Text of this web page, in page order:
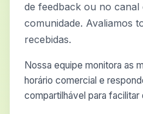
de feedback ou no canal
comunidade. Avaliamos
recebidas.
Nossa equipe monitora as
horário comercial e
compartilhável para facilitar